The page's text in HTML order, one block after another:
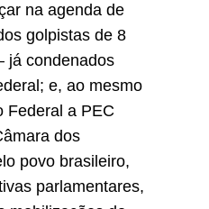
na agenda de
golpistas de 8
já condenados
e, ao mesmo
Federal a PEC
dos
povo brasileiro,
parlamentares,